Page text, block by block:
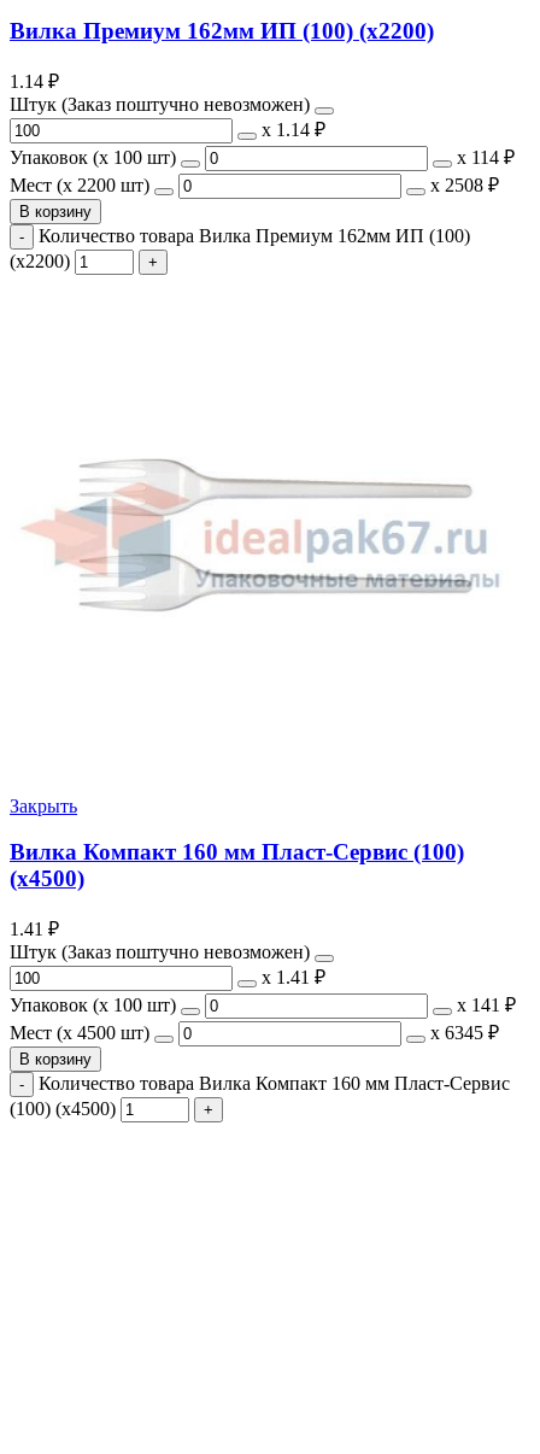
Вилка Премиум 162мм ИП (100) (х2200)
1.14 ₽
Штук (Заказ поштучно невозможен)
х 1.14 ₽
Упаковок (x 100 шт)
х 114 ₽
Мест (x 2200 шт)
х 2508 ₽
В корзину
Количество товара Вилка Премиум 162мм ИП (100)
(х2200)
Закрыть
Вилка Компакт 160 мм Пласт-Сервис (100)
(х4500)
1.41 ₽
Штук (Заказ поштучно невозможен)
х 1.41 ₽
Упаковок (x 100 шт)
х 141 ₽
Мест (x 4500 шт)
х 6345 ₽
В корзину
Количество товара Вилка Компакт 160 мм Пласт-Сервис
(100) (х4500)